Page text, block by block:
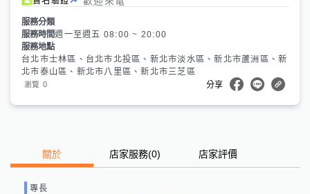
服務分類
服務時間週一至週五 08:00 ~ 20:00
服務地點
台北市士林區、台北市北投區、新北市淡水區、新北市蘆洲區、新
北市泰山區、新北市八里區、新北市三芝區
瀏覽 0 分享
關於 店家服務(0) 店家評價
專長